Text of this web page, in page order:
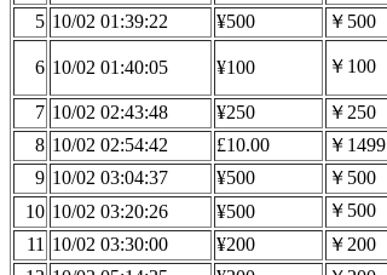
5 10/02 01:39:22 ¥500 ￥500
6 10/02 01:40:05 ¥100 ￥100
7 10/02 02:43:48 ¥250 ￥250
8 10/02 02:54:42 £10.00 ￥1499
9 10/02 03:04:37 ¥500 ￥500
10 10/02 03:20:26 ¥500 ￥500
11 10/02 03:30:00 ¥200 ￥200